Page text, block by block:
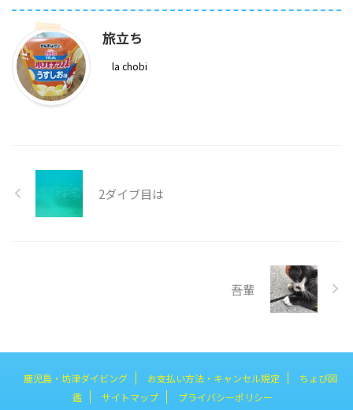
旅立ち
la chobi
2ダイブ目は
吾輩
鹿児島・坊津ダイビング お支払い方法・キャンセル規定
ちょび図
鑑
サイトマップ プライバシーポリシー